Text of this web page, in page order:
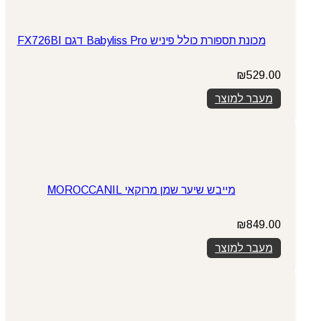
מכונת תספורת כולל פיניש Babyliss Pro דגם FX726BI
₪529.00
מעבר למוצר
מייבש שיער שמן מרוקאי MOROCCANIL
₪849.00
מעבר למוצר